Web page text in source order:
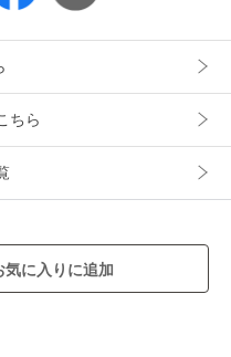
ご購入で送料無料）
問い合わせください
ちら
気に入りに追加